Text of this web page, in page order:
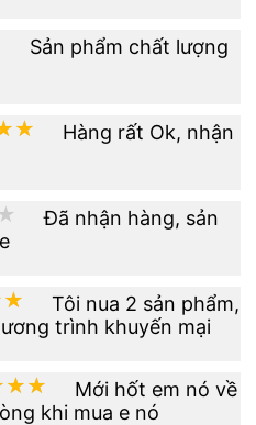
Sản phẩm chất lượng
Hàng rất Ok, nhận
Đã nhận hàng, sản
Tôi nua 2 sản phẩm,
trình khuyến mại
Mới hốt em nó về
khi mua e nó